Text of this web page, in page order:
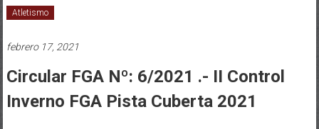
Atletismo
febrero 17, 2021
Circular FGA Nº: 6/2021 .- II Control
Inverno FGA Pista Cuberta 2021